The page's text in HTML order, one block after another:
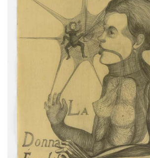
Oeuvres du même